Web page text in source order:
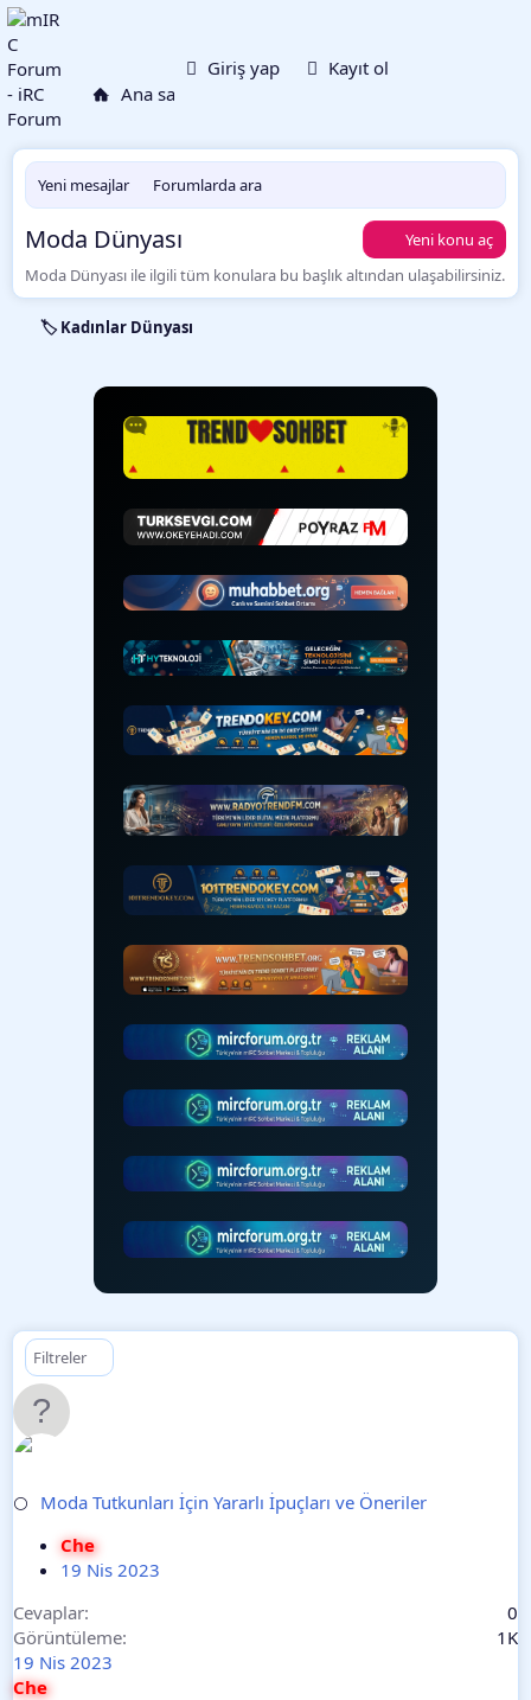
Ana sayfa
Giriş yap
Kayıt ol
Yeni mesajlar Forumlarda ara
Moda Dünyası
Yeni konu aç
Moda Dünyası ile ilgili tüm konulara bu başlık altından ulaşabilirsiniz.
🏷️ Kadınlar Dünyası
Filtreler
⚪
Moda Tutkunları İçin Yararlı İpuçları ve Öneriler
Che
19 Nis 2023
Cevaplar
0
Görüntüleme
1K
19 Nis 2023
Che